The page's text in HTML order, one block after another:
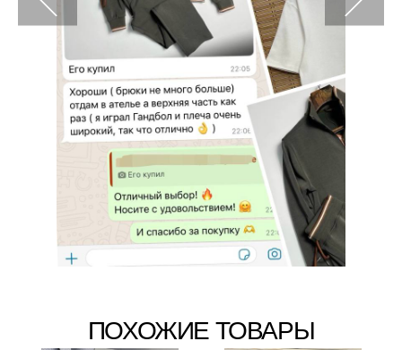
ПОХОЖИЕ ТОВАРЫ